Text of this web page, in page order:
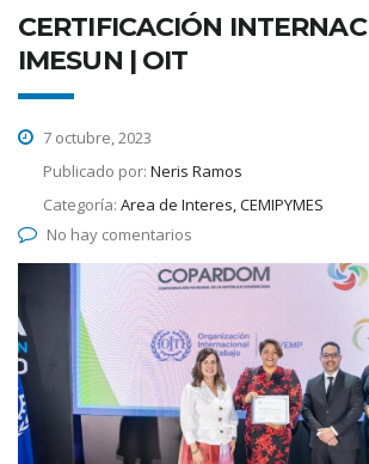
CERTIFICACIÓN
IMESUN | OIT
7 octubre, 2023
Publicado por: Neris Ramos
Categoría: Area de Interes, CEMIPYMES
No hay comentarios